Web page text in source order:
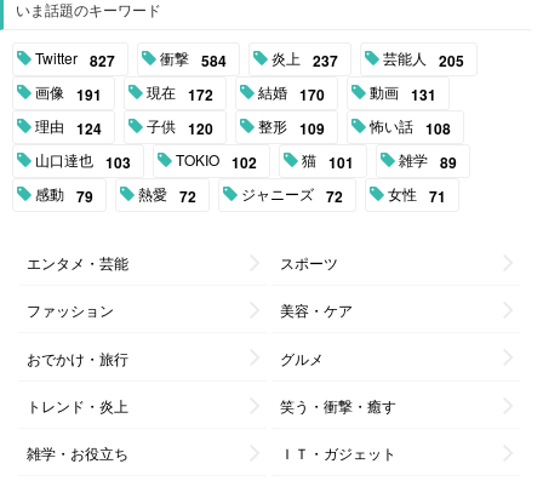
いま話題のキーワード
Twitter 827 衝撃 584 炎上 237 芸能人 205
画像 191 現在 172 結婚 170 動画 131
理由 124 子供 120 整形 109 怖い話 108
山口達也 103 TOKIO 102 猫 101 雑学 89
感動 79 熱愛 72 ジャニーズ 72 女性 71
エンタメ・芸能 スポーツ
ファッション 美容・ケア
おでかけ・旅行 グルメ
トレンド・炎上 笑う・衝撃・癒す
雑学・お役立ち ＩＴ・ガジェット